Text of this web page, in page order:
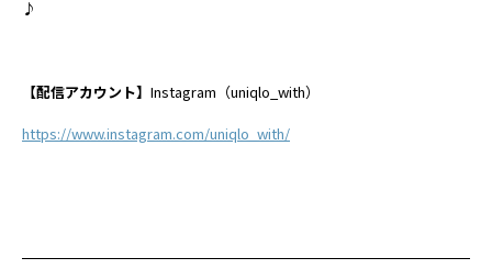
♪
【配信アカウント】 Instagram（uniqlo_with）
https://www.instagram.com/uniqlo_with/